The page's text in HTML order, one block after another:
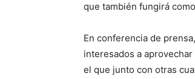
que también fungirá
En conferencia de
interesados a
el que junto con otras